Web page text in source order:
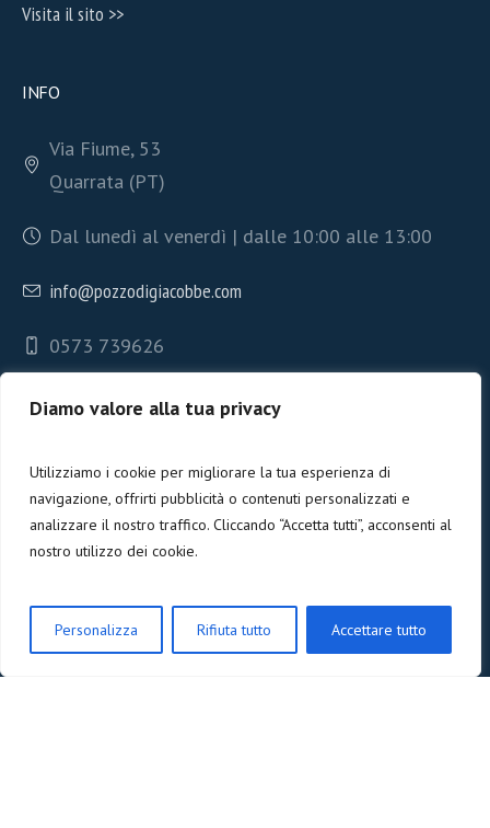
Diamo valore alla tua privacy
Utilizziamo i cookie per migliorare la tua esperienza di
navigazione, offrirti pubblicità o contenuti personalizzati e
analizzare il nostro traffico. Cliccando “Accetta tutti”, acconsenti al
nostro utilizzo dei cookie.
Personalizza Rifiuta tutto Accettare tutto
Visita il sito >>
INFO
Via Fiume, 53
Quarrata (PT)
Dal lunedì al venerdì | dalle 10:00 alle 13:00
info@pozzodigiacobbe.com
0573 739626
Email*